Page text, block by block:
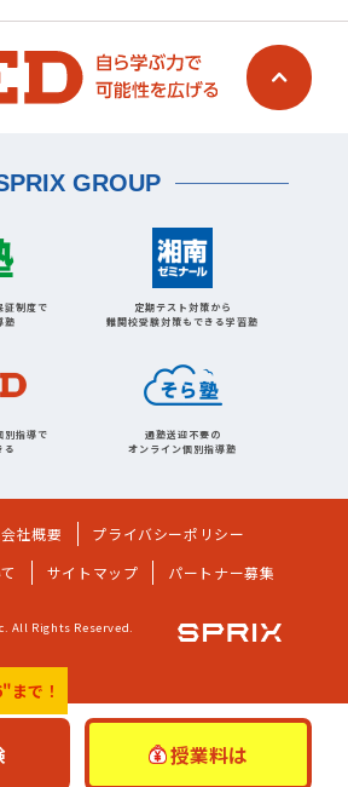
GROUP
証制度で
塾
定期テスト対策から
難関校受験対策もできる学習塾
別指導で
る
通塾送迎不要の
オンライン個別指導塾
社概要
プライバシーポリシー
サイトマップ パートナー募集
All Rights Reserved.
で！
授業料は